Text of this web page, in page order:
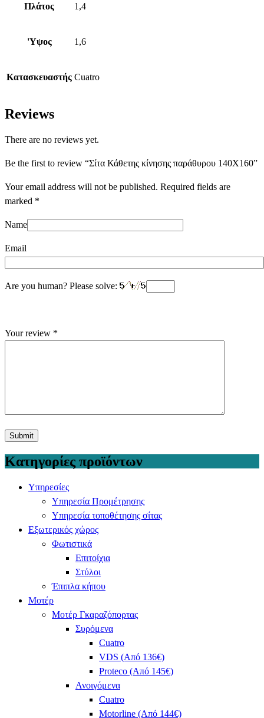
Πλάτος 1,4
'Υψος 1,6
Κατασκευαστής Cuatro
Reviews
There are no reviews yet.
Be the first to review “Σίτα Κάθετης κίνησης παράθυρου 140Χ160”
Your email address will not be published. Required fields are
marked *
Name
Email
Are you human? Please solve:
Your review *
Κατηγορίες προϊόντων
Υπηρεσίες
Υπηρεσία Προμέτρησης
Υπηρεσία τοποθέτησης σίτας
Εξωτερικός χώρος
Φωτιστικά
Επιτοίχια
Στύλοι
Έπιπλα κήπου
Μοτέρ
Μοτέρ Γκαραζόπορτας
Συρόμενα
Cuatro
VDS (Από 136€)
Proteco (Από 145€)
Ανοιγόμενα
Cuatro
Motorline (Από 144€)